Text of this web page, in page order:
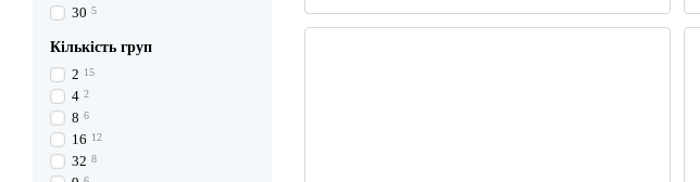
30 5
Кількість груп
2 15
4 2
8 6
16 12
32 8